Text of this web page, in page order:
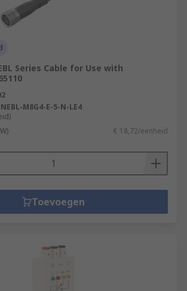
Series Cable for Use with
NEBL-M8G4-E-5-N-LE4
€ 18,72/eenheid
Toevoegen